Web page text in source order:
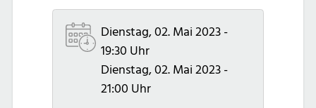
Dienstag, 02. Mai 2023 -
19:30 Uhr
Dienstag, 02. Mai 2023 -
21:00 Uhr